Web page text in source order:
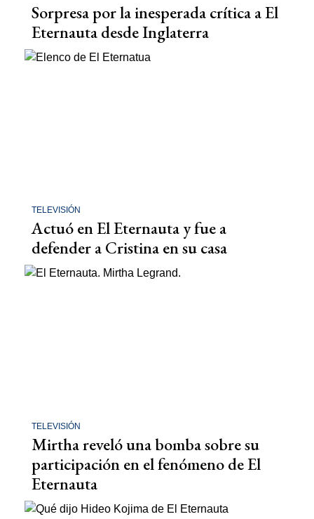
Sorpresa por la inesperada crítica a El
Eternauta desde Inglaterra
TELEVISIÓN
Actuó en El Eternauta y fue a
defender a Cristina en su casa
TELEVISIÓN
Mirtha reveló una bomba sobre su
participación en el fenómeno de El
Eternauta